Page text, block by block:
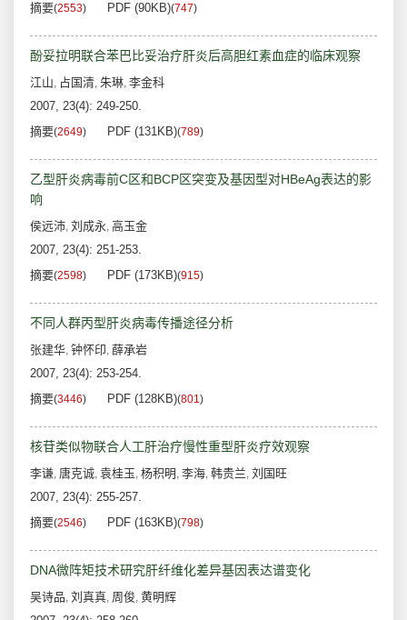
摘要(2553) PDF (90KB)(747)
酚妥拉明联合苯巴比妥治疗肝炎后高胆红素血症的临床观察
江山, 占国清, 朱琳, 李金科
2007, 23(4): 249-250.
摘要(2649) PDF (131KB)(789)
乙型肝炎病毒前C区和BCP区突变及基因型对HBeAg表达的影
响
侯远沛, 刘成永, 高玉金
2007, 23(4): 251-253.
摘要(2598) PDF (173KB)(915)
不同人群丙型肝炎病毒传播途径分析
张建华, 钟怀印, 薛承岩
2007, 23(4): 253-254.
摘要(3446) PDF (128KB)(801)
核苷类似物联合人工肝治疗慢性重型肝炎疗效观察
李谦, 唐克诚, 袁桂玉, 杨积明 , 李海, 韩贵兰, 刘国旺
2007, 23(4): 255-257.
摘要(2546) PDF (163KB)(798)
DNA微阵矩技术研究肝纤维化差异基因表达谱变化
吴诗品, 刘真真, 周俊, 黄明辉